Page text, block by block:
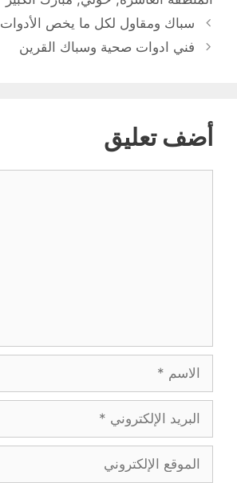
سباك ومقاول لكل ما يخص
فني ادوات صحية وسباك القرين
أضف تعليق
الإلكتروني
الإلكتروني